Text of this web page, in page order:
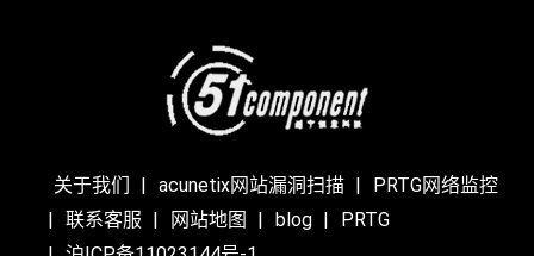
关于我们 acunetix网站漏洞扫描
PRTG网络监控
联系客服
网站地图 blog
PRTG